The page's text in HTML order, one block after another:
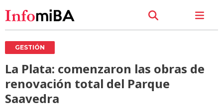
GESTIÓN
La Plata: comenzaron las obras de
renovación total del Parque
Saavedra